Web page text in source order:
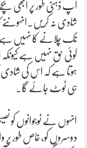
آپ ذہنی طور پر ابھی
شادی نہ کریں۔انہوںنے
تک چلانے کا نہیں ہے
کوئی حق نہیں ہے
ہوتا ہے کہ اس کی شادی
ہی ٹوٹ جائے گا۔
انہوں نے نوجوانوں کو
دوسروں کو، خاص طور پر